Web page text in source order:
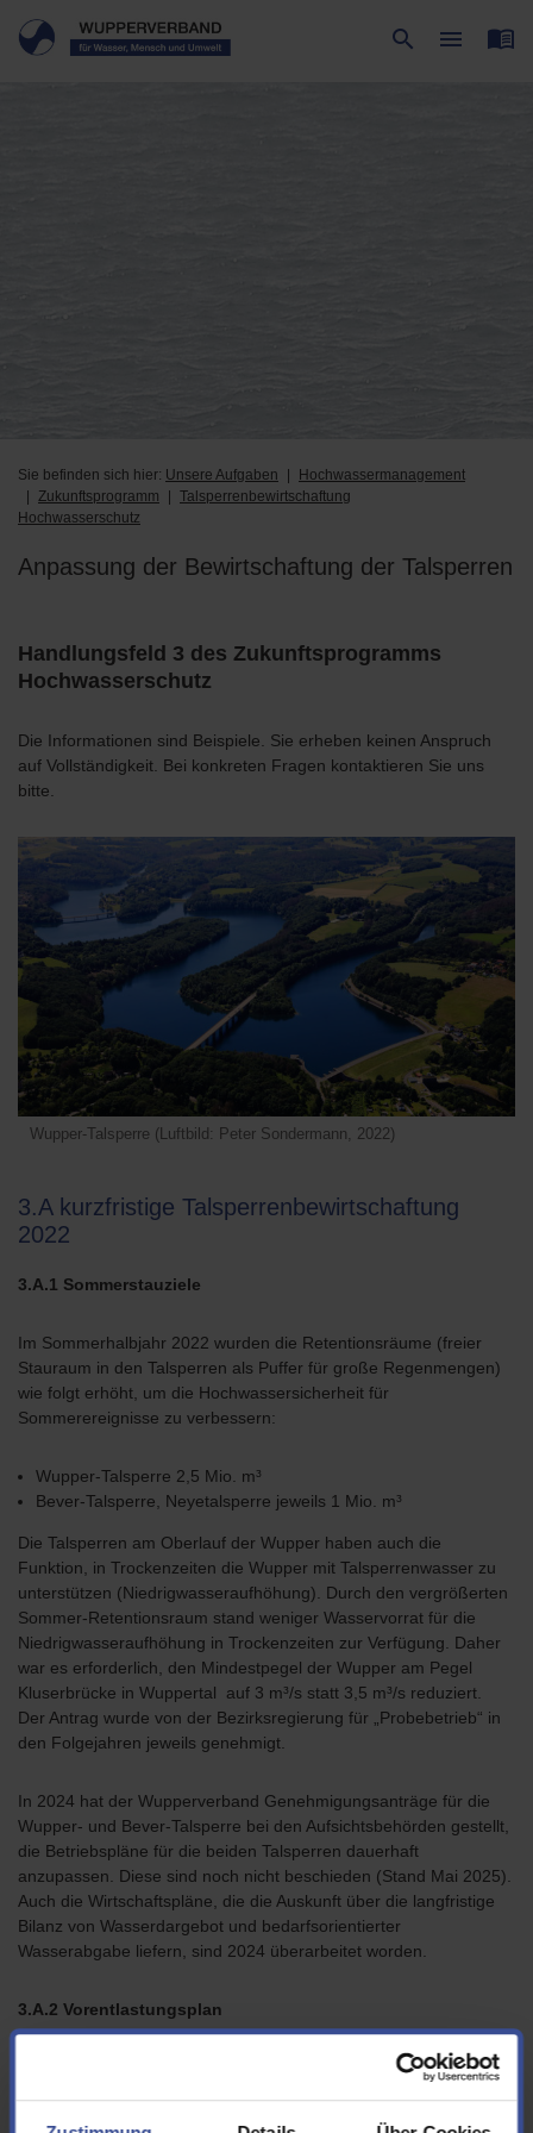
menu_book
search menu
Sie befinden sich hier: Unsere Aufgaben
Hochwassermanagement
Zukunftsprogramm
Hochwasserschutz
Talsperrenbewirtschaftung
Anpassung der Bewirtschaftung der Talsperren
Handlungsfeld 3 des Zukunftsprogramms
Hochwasserschutz
Die Informationen sind Beispiele. Sie erheben keinen Anspruch
auf Vollständigkeit. Bei konkreten Fragen kontaktieren Sie uns
bitte.
Wupper-Talsperre (Luftbild: Peter Sondermann, 2022)
3.A kurzfristige Talsperrenbewirtschaftung
2022
3.A.1 Sommerstauziele
Im Sommerhalbjahr 2022 wurden die Retentionsräume (freier
Stauraum in den Talsperren als Puffer für große Regenmengen)
wie folgt erhöht, um die Hochwassersicherheit für
Sommerereignisse zu verbessern:
Wupper-Talsperre 2,5 Mio. m³
Bever-Talsperre, Neyetalsperre jeweils 1 Mio. m³
Die Talsperren am Oberlauf der Wupper haben auch die
Funktion, in Trockenzeiten die Wupper mit Talsperrenwasser zu
unterstützen (Niedrigwasseraufhöhung). Durch den vergrößerten
Sommer-Retentionsraum stand weniger Wasservorrat für die
Niedrigwasseraufhöhung in Trockenzeiten zur Verfügung. Daher
war es erforderlich, den Mindestpegel der Wupper am Pegel
Kluserbrücke in Wuppertal auf 3 m³/s statt 3,5 m³/s reduziert.
Der Antrag wurde von der Bezirksregierung für „Probebetrieb“ in
den Folgejahren jeweils genehmigt.
In 2024 hat der Wupperverband Genehmigungsanträge für die
Wupper- und Bever-Talsperre bei den Aufsichtsbehörden gestellt,
die Betriebspläne für die beiden Talsperren dauerhaft
anzupassen. Diese sind noch nicht beschieden (Stand Mai 2025).
Auch die Wirtschaftspläne, die die Auskunft über die langfristige
Bilanz von Wasserdargebot und bedarfsorientierter
Wasserabgabe liefern, sind 2024 überarbeitet worden.
3.A.2 Vorentlastungsplan
Hierbei geht es darum, die situative Vorentlastung der Talsperren